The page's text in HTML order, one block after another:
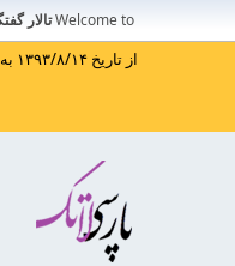
Welcome toتالار
از تاریخ ۱۳۹۳/۸/۱۴ به